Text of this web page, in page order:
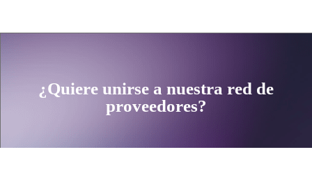
¿Quiere unirse a nuestra red de
proveedores?